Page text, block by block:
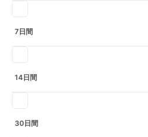
7日間
14日間
30日間